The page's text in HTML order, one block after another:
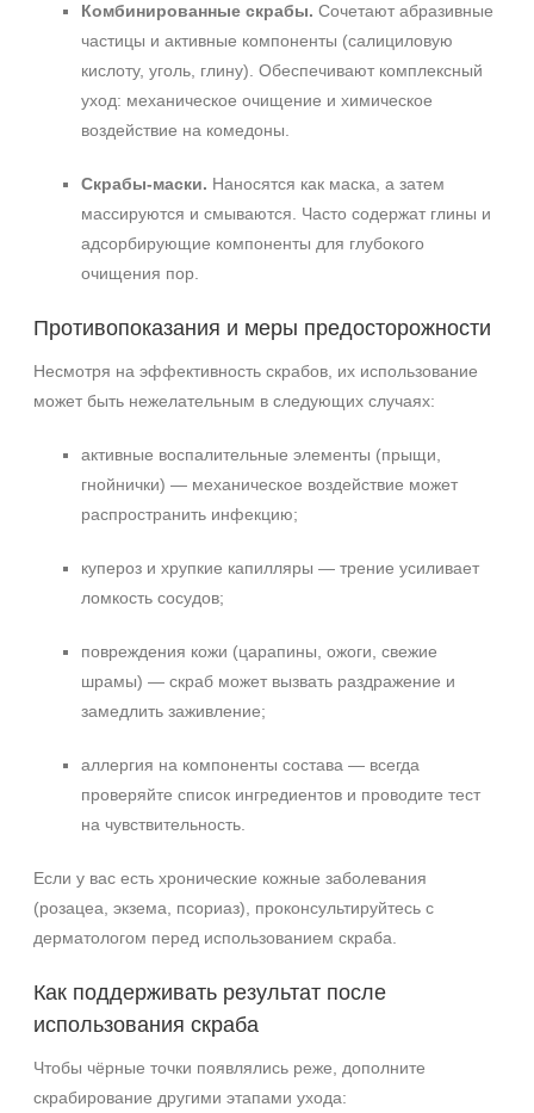
Комбинированные скрабы. Сочетают абразивные
частицы и активные компоненты (салициловую
кислоту, уголь, глину). Обеспечивают комплексный
уход: механическое очищение и химическое
воздействие на комедоны.
Скрабы‑маски. Наносятся как маска, а затем
массируются и смываются. Часто содержат глины и
адсорбирующие компоненты для глубокого
очищения пор.
Противопоказания и меры предосторожности
Несмотря на эффективность скрабов, их использование
может быть нежелательным в следующих случаях:
активные воспалительные элементы (прыщи,
гнойнички) — механическое воздействие может
распространить инфекцию;
купероз и хрупкие капилляры — трение усиливает
ломкость сосудов;
повреждения кожи (царапины, ожоги, свежие
шрамы) — скраб может вызвать раздражение и
замедлить заживление;
аллергия на компоненты состава — всегда
проверяйте список ингредиентов и проводите тест
на чувствительность.
Если у вас есть хронические кожные заболевания
(розацеа, экзема, псориаз), проконсультируйтесь с
дерматологом перед использованием скраба.
Как поддерживать результат после
использования скраба
Чтобы чёрные точки появлялись реже, дополните
скрабирование другими этапами ухода: